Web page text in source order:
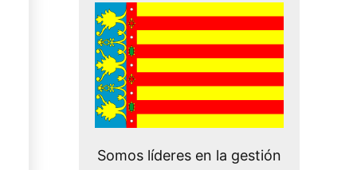
Somos líderes en la gestión